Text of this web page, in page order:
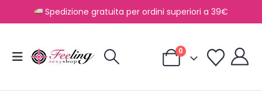
Spedizione gratuita per ordini superiori a 39€
0